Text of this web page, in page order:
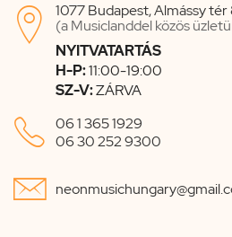

1077 Budapest, Almássy tér
(a Musiclanddel közös
NYITVATARTÁS
H-P:11:00-19:00
SZ-V:ZÁRVA
 06 1 365 1929
06 30 252 9300
